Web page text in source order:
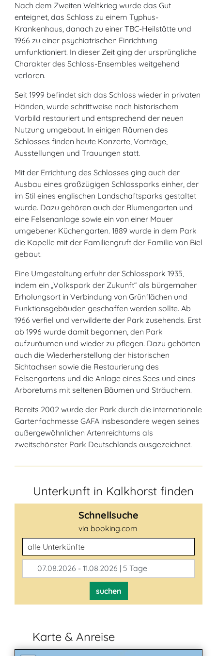
Nach dem Zweiten Weltkrieg wurde das Gut
enteignet, das Schloss zu einem Typhus-
Krankenhaus, danach zu einer TBC-Heilstätte und
1966 zu einer psychiatrischen Einrichtung
umfunktioniert. In dieser Zeit ging der ursprüngliche
Charakter des Schloss-Ensembles weitgehend
verloren.
Seit 1999 befindet sich das Schloss wieder in privaten
Händen, wurde schrittweise nach historischem
Vorbild restauriert und entsprechend der neuen
Nutzung umgebaut. In einigen Räumen des
Schlosses finden heute Konzerte, Vorträge,
Ausstellungen und Trauungen statt.
Mit der Errichtung des Schlosses ging auch der
Ausbau eines großzügigen Schlossparks einher, der
im Stil eines englischen Landschaftsparks gestaltet
wurde. Dazu gehören auch der Blumengarten und
eine Felsenanlage sowie ein von einer Mauer
umgebener Küchengarten. 1889 wurde in dem Park
die Kapelle mit der Familiengruft der Familie von Biel
gebaut.
Eine Umgestaltung erfuhr der Schlosspark 1935,
indem ein „Volkspark der Zukunft“ als bürgernaher
Erholungsort in Verbindung von Grünflächen und
Funktionsgebäuden geschaffen werden sollte. Ab
1966 verfiel und verwilderte der Park zusehends. Erst
ab 1996 wurde damit begonnen, den Park
aufzuräumen und wieder zu pflegen. Dazu gehörten
auch die Wiederherstellung der historischen
Sichtachsen sowie die Restaurierung des
Felsengartens und die Anlage eines Sees und eines
Arboretums mit seltenen Bäumen und Sträuchern.
Bereits 2002 wurde der Park durch die internationale
Gartenfachmesse GAFA insbesondere wegen seines
außergewöhnlichen Artenreichtums als
zweitschönster Park Deutschlands ausgezeichnet.
Unterkunft in Kalkhorst finden
Schnellsuche
via booking.com
Unterkunftsart
07.08.2026 - 11.08.2026 | 5 Tage
suchen
Karte & Anreise